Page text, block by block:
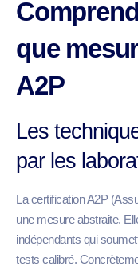
que
A2P
Les
par les
La certification A2P
une mesure abstraite.
indépendants qui
tests calibré.